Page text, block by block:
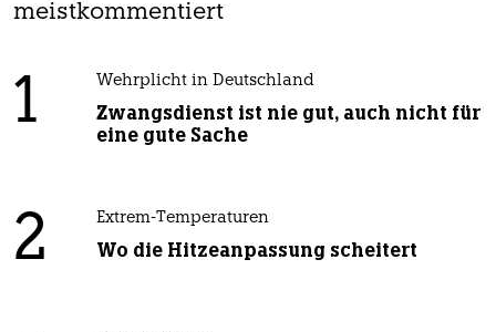
meistkommentiert
1 Wehrplicht in Deutschland
Zwangsdienst ist nie gut, auch nicht für
eine gute Sache
2 Extrem-Temperaturen
Wo die Hitzeanpassung scheitert